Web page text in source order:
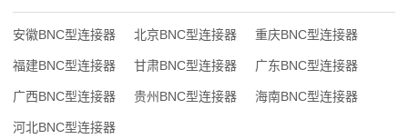
安徽BNC型连接器 北京BNC型连接器 重庆BNC型连接器
福建BNC型连接器 甘肃BNC型连接器 广东BNC型连接器
广西BNC型连接器 贵州BNC型连接器 海南BNC型连接器
河北BNC型连接器